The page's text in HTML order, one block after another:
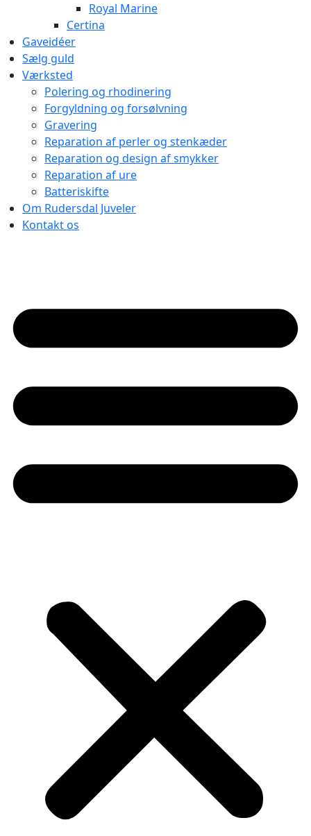
Royal Marine
Certina
Gaveidéer
Sælg guld
Værksted
Polering og rhodinering
Forgyldning og forsølvning
Gravering
Reparation af perler og stenkæder
Reparation og design af smykker
Reparation af ure
Batteriskifte
Om Rudersdal Juveler
Kontakt os